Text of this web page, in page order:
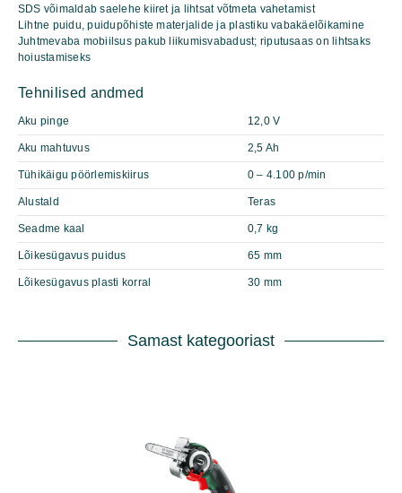
SDS võimaldab saelehe kiiret ja lihtsat võtmeta vahetamist
Lihtne puidu, puidupõhiste materjalide ja plastiku vabakäelõikamine
Juhtmevaba mobiilsus pakub liikumisvabadust; riputusaas on lihtsaks
hoiustamiseks
Tehnilised andmed
Aku pinge 12,0 V
Aku mahtuvus 2,5 Ah
Tühikäigu pöörlemiskiirus 0 – 4.100 p/min
Alustald Teras
Seadme kaal 0,7 kg
Lõikesügavus puidus 65 mm
Lõikesügavus plasti korral 30 mm
Samast kategooriast